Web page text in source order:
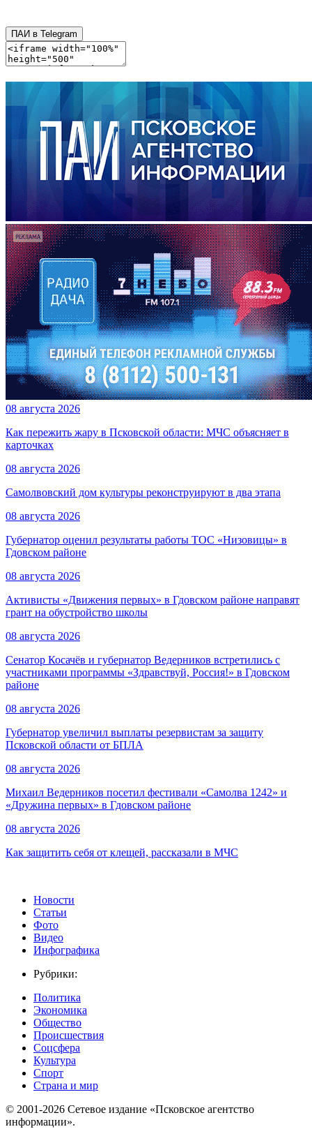
ПАИ в Telegram
08 августа 2026
Как пережить жару в Псковской области: МЧС объясняет в
карточках
08 августа 2026
Самолвовский дом культуры реконструируют в два этапа
08 августа 2026
Губернатор оценил результаты работы ТОС «Низовицы» в
Гдовском районе
08 августа 2026
Активисты «Движения первых» в Гдовском районе направят
грант на обустройство школы
08 августа 2026
Сенатор Косачёв и губернатор Ведерников встретились с
участниками программы «Здравствуй, Россия!» в Гдовском
районе
08 августа 2026
Губернатор увеличил выплаты резервистам за защиту
Псковской области от БПЛА
08 августа 2026
Михаил Ведерников посетил фестивали «Самолва 1242» и
«Дружина первых» в Гдовском районе
08 августа 2026
Как защитить себя от клещей, рассказали в МЧС
Новости
Статьи
Фото
Видео
Инфографика
Рубрики:
Политика
Экономика
Общество
Происшествия
Соцсфера
Культура
Спорт
Страна и мир
© 2001-2026 Сетевое издание «Псковское агентство
информации».